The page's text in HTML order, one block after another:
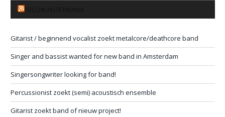
Gitarist / beginnend vocalist zoekt metalcore/deathcore band
Singer and bassist wanted for new band in Amsterdam
Singersongwriter looking for band!
Percussionist zoekt (semi) acoustisch ensemble
Gitarist zoekt band of nieuw project!